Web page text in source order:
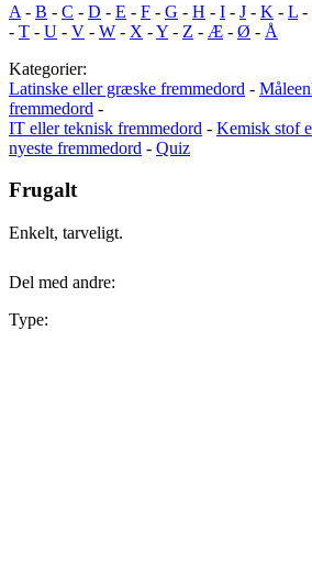
A - B - C - D - E - F - G - H - I - J - K - L -
- T - U - V - W - X -Y - Z - Æ - Ø - Å
Kategorier:
Latinske eller græske fremmedord -
fremmedord -
IT eller teknisk fremmedord - Kemisk stof
nyeste fremmedord - Quiz
Frugalt
Enkelt, tarveligt.
Del med andre:
Type: